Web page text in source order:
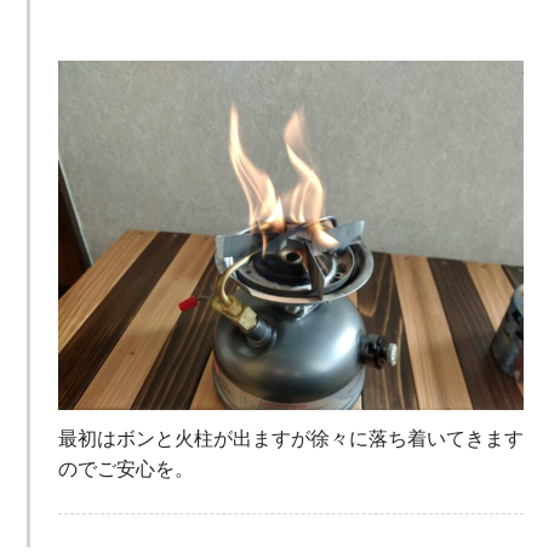
最初はボンと火柱が出ますが徐々に落ち着いてきます
のでご安心を。